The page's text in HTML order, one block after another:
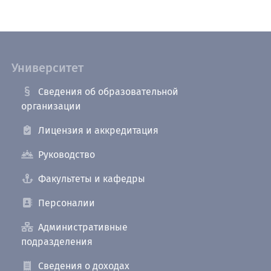
Университет
Сведения об образовательной
организации
Лицензия и аккредитация
Руководство
Факультеты и кафедры
Персоналии
Административные
подразделения
Сведения о доходах